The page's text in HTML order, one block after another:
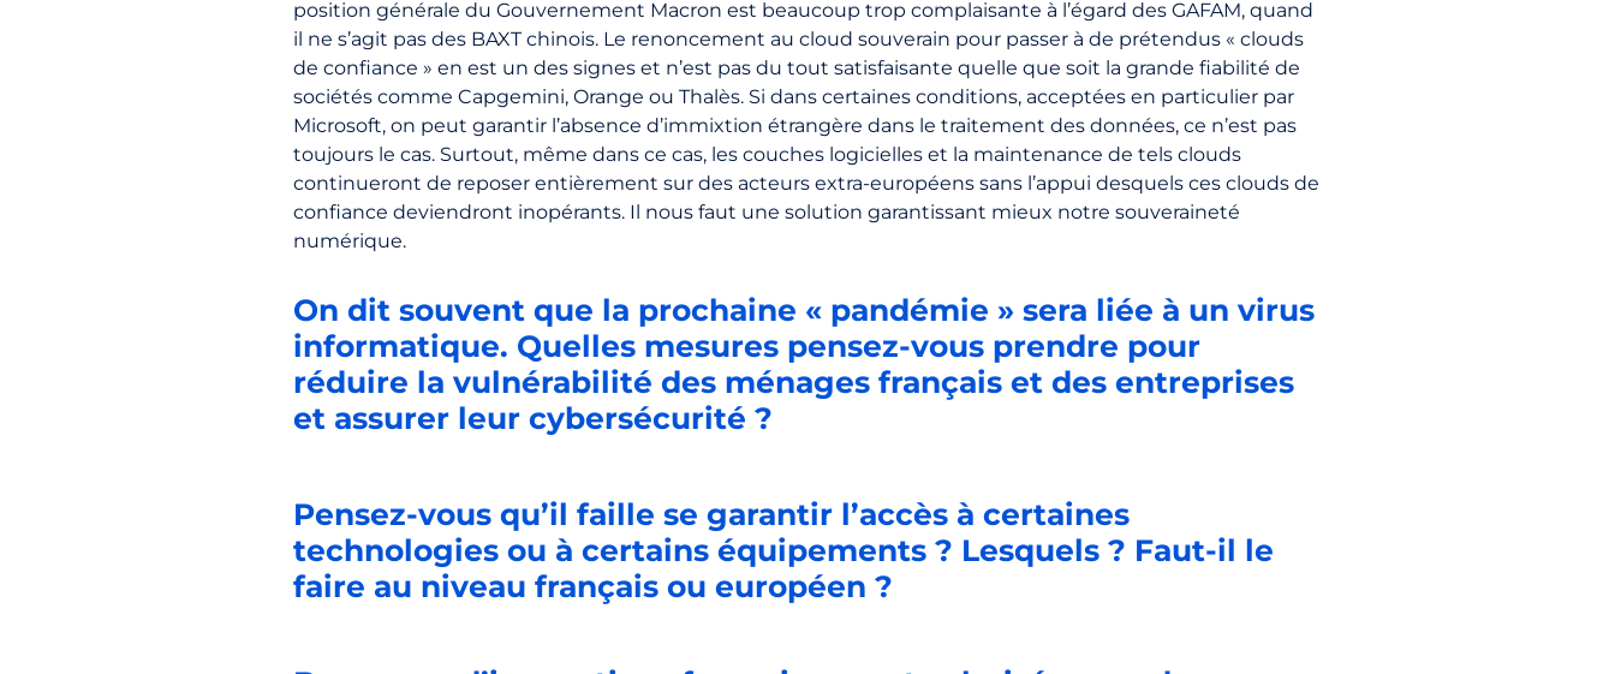
position générale du Gouvernement Macron est beaucoup trop complaisante à l’égard des GAFAM, quand
il ne s’agit pas des BAXT chinois. Le renoncement au cloud souverain pour passer à de prétendus « clouds
de confiance » en est un des signes et n’est pas du tout satisfaisante quelle que soit la grande fiabilité de
sociétés comme Capgemini, Orange ou Thalès. Si dans certaines conditions, acceptées en particulier par
Microsoft, on peut garantir l’absence d’immixtion étrangère dans le traitement des données, ce n’est pas
toujours le cas. Surtout, même dans ce cas, les couches logicielles et la maintenance de tels clouds
continueront de reposer entièrement sur des acteurs extra-européens sans l’appui desquels ces clouds de
confiance deviendront inopérants. Il nous faut une solution garantissant mieux notre souveraineté
numérique.
On dit souvent que la prochaine « pandémie » sera liée à un virus
informatique. Quelles mesures pensez-vous prendre pour
réduire la vulnérabilité des ménages français et des entreprises
et assurer leur cybersécurité ?
Pensez-vous qu’il faille se garantir l’accès à certaines
technologies ou à certains équipements ? Lesquels ? Faut-il le
faire au niveau français ou européen ?